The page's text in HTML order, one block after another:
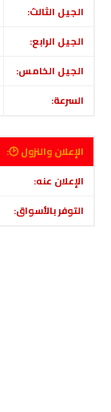
الجيل الثالث:
الجيل الرابع:
الجيل الخامس:
السرعة:
الإعلان والنزول 🕑:
الإعلان عنه:
التوفر بالأسواق: